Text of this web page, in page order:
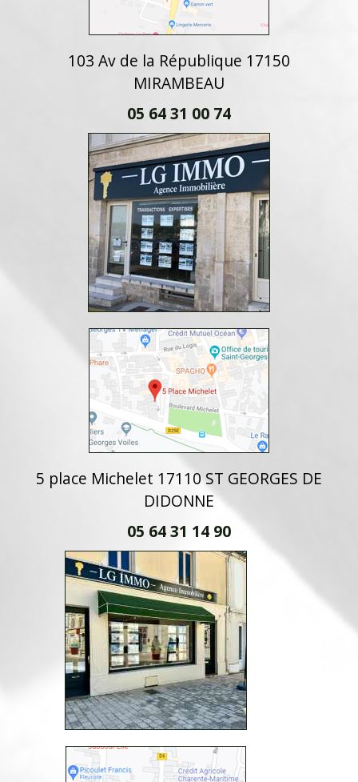
103 Av de la République 17150
MIRAMBEAU
05 64 31 00 74
5 place Michelet 17110 ST GEORGES DE
DIDONNE
05 64 31 14 90